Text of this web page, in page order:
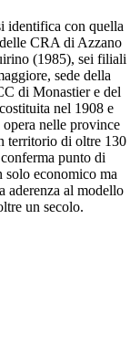
identifica con quella
CRA di Azzano
(1985), sei filiali
sede della
di Monastier e del
nel 1908 e
nelle province
territorio di oltre 130
punto di
economico ma
aderenza al modello
un secolo.